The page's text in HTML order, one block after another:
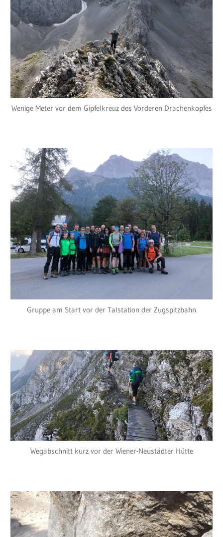
Wenige Meter vor dem Gipfelkreuz des Vorderen Drachenkopfes
Gruppe am Start vor der Talstation der Zugspitzbahn
Wegabschnitt kurz vor der Wiener-Neustädter Hütte